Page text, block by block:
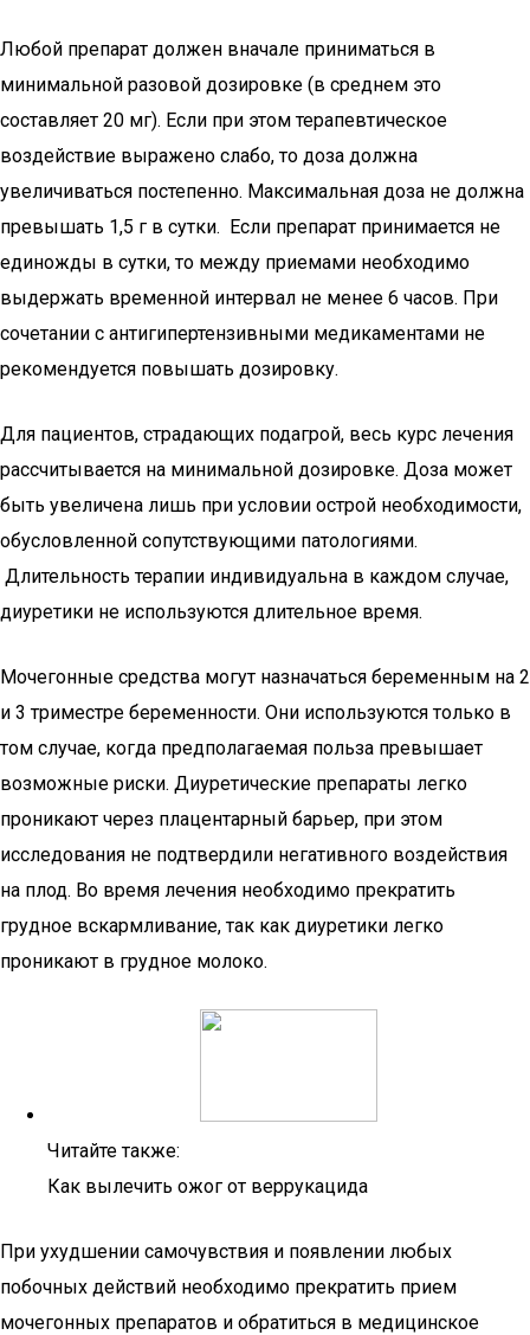
Любой препарат должен вначале приниматься в
минимальной разовой дозировке (в среднем это
составляет 20 мг). Если при этом терапевтическое
воздействие выражено слабо, то доза должна
увеличиваться постепенно. Максимальная доза не должна
превышать 1,5 г в сутки. Если препарат принимается не
единожды в сутки, то между приемами необходимо
выдержать временной интервал не менее 6 часов. При
сочетании с антигипертензивными медикаментами не
рекомендуется повышать дозировку.
Для пациентов, страдающих подагрой, весь курс лечения
рассчитывается на минимальной дозировке. Доза может
быть увеличена лишь при условии острой необходимости,
обусловленной сопутствующими патологиями.
Длительность терапии индивидуальна в каждом случае,
диуретики не используются длительное время.
Мочегонные средства могут назначаться беременным на 2
и 3 триместре беременности. Они используются только в
том случае, когда предполагаемая польза превышает
возможные риски. Диуретические препараты легко
проникают через плацентарный барьер, при этом
исследования не подтвердили негативного воздействия
на плод. Во время лечения необходимо прекратить
грудное вскармливание, так как диуретики легко
проникают в грудное молоко.
Читайте также:
Как вылечить ожог от веррукацида
При ухудшении самочувствия и появлении любых
побочных действий необходимо прекратить прием
мочегонных препаратов и обратиться в медицинское